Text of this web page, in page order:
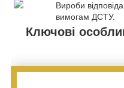
Вироби
вимогам ДСТУ.
Ключові